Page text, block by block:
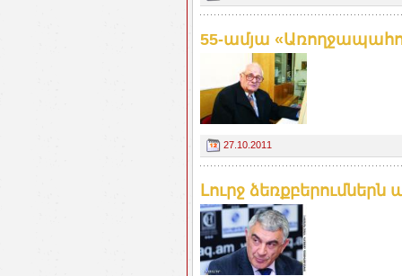
55-ամյա
27.10.2011
Լուրջ